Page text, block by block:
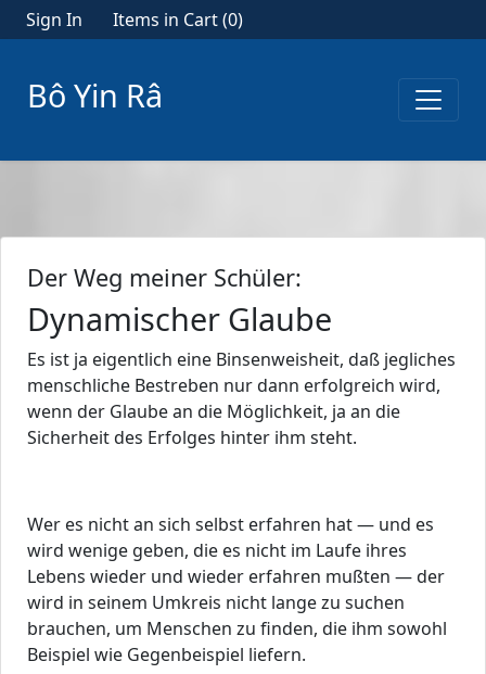
Sign In Items in Cart (0)
Bô Yin Râ
Der Weg meiner Schüler:
Dynamischer Glaube
Es ist ja eigentlich eine Binsenweisheit, daß jegliches
menschliche Bestreben nur dann erfolgreich wird,
wenn der Glaube an die Möglichkeit, ja an die
Sicherheit des Erfolges hinter ihm steht.
Wer es nicht an sich selbst erfahren hat — und es
wird wenige geben, die es nicht im Laufe ihres
Lebens wieder und wieder erfahren mußten — der
wird in seinem Umkreis nicht lange zu suchen
brauchen, um Menschen zu finden, die ihm sowohl
Beispiel wie Gegenbeispiel liefern.